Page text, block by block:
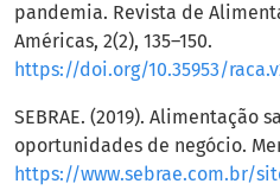
pandemia. Revista de
Américas, 2(2), 135–150.
https://doi.org/10.35953/
SEBRAE. (2019). Alimentação
oportunidades de negócio.
https://www.sebrae.com.br/